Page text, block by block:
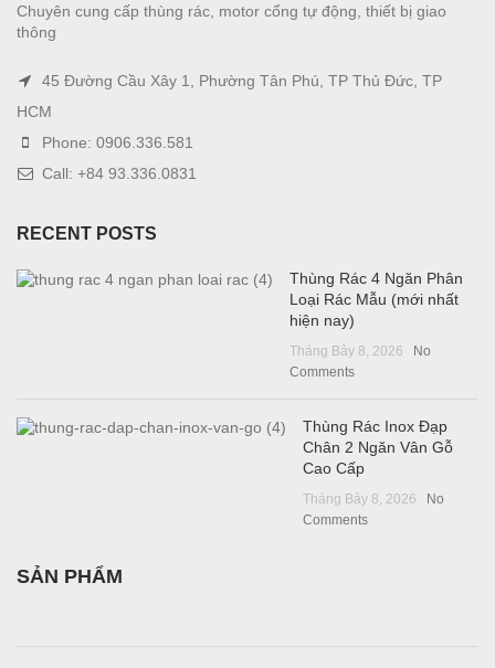
Chuyên cung cấp thùng rác, motor cổng tự động, thiết bị giao
thông
45 Đường Cầu Xây 1, Phường Tân Phú, TP Thủ Đức, TP
HCM
Phone: 0906.336.581
Call: +84 93.336.0831
RECENT POSTS
Thùng Rác 4 Ngăn Phân
Loại Rác Mẫu (mới nhất
hiện nay)
Tháng Bảy 8, 2026
No
Comments
Thùng Rác Inox Đạp
Chân 2 Ngăn Vân Gỗ
Cao Cấp
Tháng Bảy 8, 2026
No
Comments
SẢN PHẨM